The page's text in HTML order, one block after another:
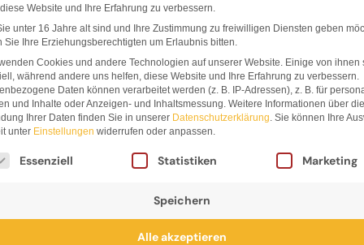
für die Welt
Website und Ihre Erfahrung zu verbessern.
unter 16 Jahre alt sind und Ihre Zustimmung zu freiwilligen Diensten geben
Sie Ihre Erziehungsberechtigten um Erlaubnis bitten.
Cookies und andere Technologien auf unserer Website. Einige von ihnen
während andere uns helfen, diese Website und Ihre Erfahrung zu verbessern.
Daten können verarbeitet werden (z. B. IP-Adressen), z. B. für
und Inhalte oder Anzeigen- und Inhaltsmessung. Weitere Informationen über die
Ihrer Daten finden Sie in unserer Datenschutzerklärung. Sie können Ihre
unter Einstellungen widerrufen oder anpassen.
eine Liste der Service-Gruppen, für die eine
Essenziell Statistiken Marketing
Speichern
Alle akzeptieren